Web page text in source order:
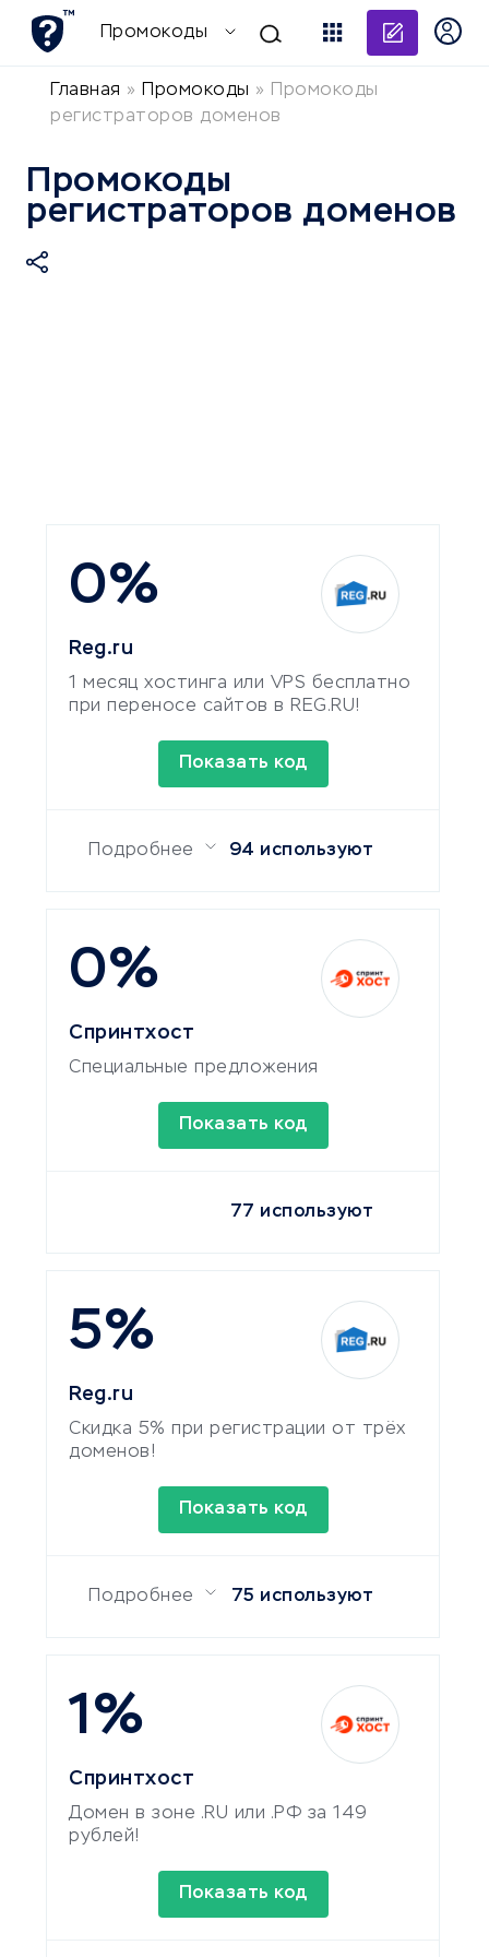
Промокоды
Главная » Промокоды »
Промокоды
регистраторов доменов
Промокоды
регистраторов доменов
0%
Reg.ru
1 месяц хостинга или VPS бесплатно
при переносе сайтов в REG.RU!
Показать код
Подробнее 94 используют
0%
Спринтхост
Специальные предложения
Показать код
77 используют
5%
Reg.ru
Скидка 5% при регистрации от трёх
доменов!
Показать код
Подробнее 75 используют
1%
Спринтхост
Домен в зоне .RU или .РФ за 149
рублей!
Показать код